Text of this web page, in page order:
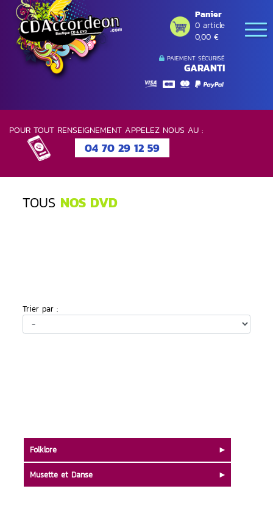
PAIEMENT SÉCURISÉ
GARANTI
Panier
0 article
0,00 €
POUR TOUT RENSEIGNEMENT APPELEZ NOUS AU :
04 70 29 12 59
TOUS NOS DVD
Trier par :
Folklore
Musette et Danse